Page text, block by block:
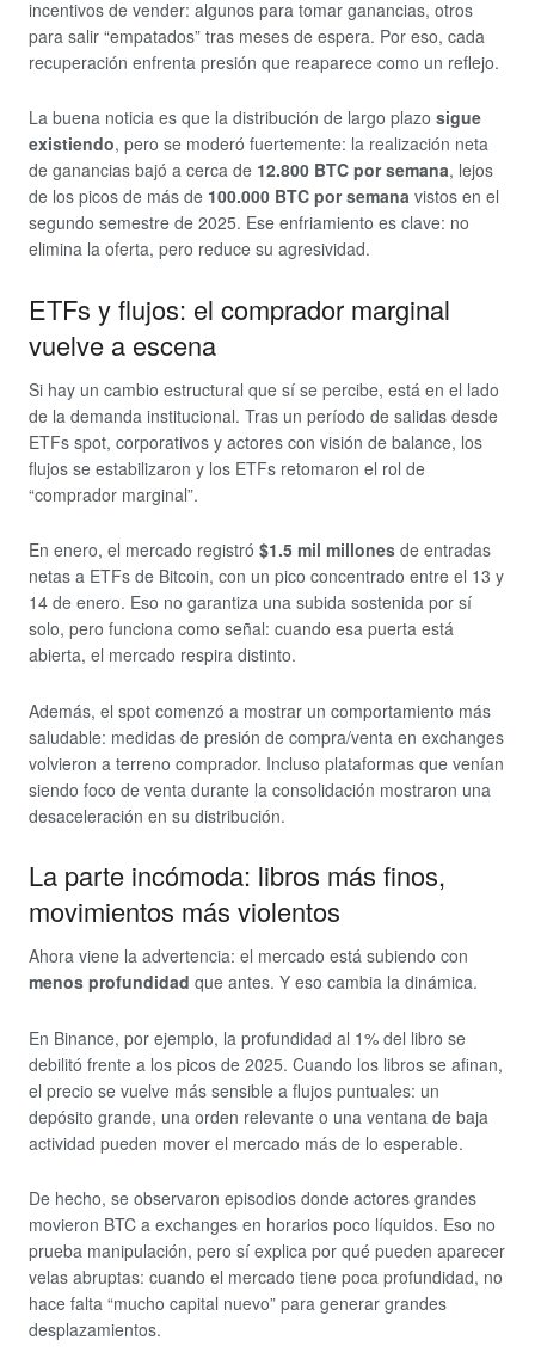
incentivos de vender: algunos para tomar ganancias, otros
para salir “empatados” tras meses de espera. Por eso, cada
recuperación enfrenta presión que reaparece como un reflejo.
La buena noticia es que la distribución de largo plazo sigue
existiendo, pero se moderó fuertemente: la realización neta
de ganancias bajó a cerca de 12.800 BTC por semana, lejos
de los picos de más de 100.000 BTC por semana vistos en el
segundo semestre de 2025. Ese enfriamiento es clave: no
elimina la oferta, pero reduce su agresividad.
ETFs y flujos: el comprador marginal
vuelve a escena
Si hay un cambio estructural que sí se percibe, está en el lado
de la demanda institucional. Tras un período de salidas desde
ETFs spot, corporativos y actores con visión de balance, los
flujos se estabilizaron y los ETFs retomaron el rol de
“comprador marginal”.
En enero, el mercado registró $1.5 mil millones de entradas
netas a ETFs de Bitcoin, con un pico concentrado entre el 13 y
14 de enero. Eso no garantiza una subida sostenida por sí
solo, pero funciona como señal: cuando esa puerta está
abierta, el mercado respira distinto.
Además, el spot comenzó a mostrar un comportamiento más
saludable: medidas de presión de compra/venta en exchanges
volvieron a terreno comprador. Incluso plataformas que venían
siendo foco de venta durante la consolidación mostraron una
desaceleración en su distribución.
La parte incómoda: libros más finos,
movimientos más violentos
Ahora viene la advertencia: el mercado está subiendo con
menos profundidad que antes. Y eso cambia la dinámica.
En Binance, por ejemplo, la profundidad al 1% del libro se
debilitó frente a los picos de 2025. Cuando los libros se afinan,
el precio se vuelve más sensible a flujos puntuales: un
depósito grande, una orden relevante o una ventana de baja
actividad pueden mover el mercado más de lo esperable.
De hecho, se observaron episodios donde actores grandes
movieron BTC a exchanges en horarios poco líquidos. Eso no
prueba manipulación, pero sí explica por qué pueden aparecer
velas abruptas: cuando el mercado tiene poca profundidad, no
hace falta “mucho capital nuevo” para generar grandes
desplazamientos.